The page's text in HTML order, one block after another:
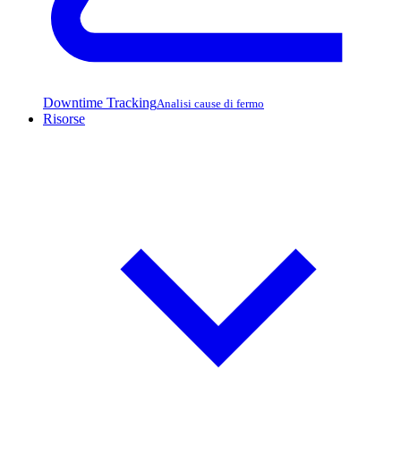
Downtime TrackingAnalisi cause di fermo
Risorse